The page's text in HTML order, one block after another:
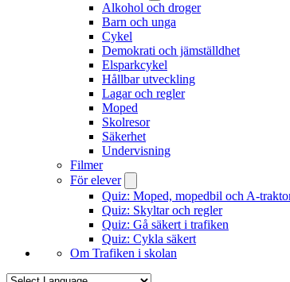
Alkohol och droger
Barn och unga
Cykel
Demokrati och jämställdhet
Elsparkcykel
Hållbar utveckling
Lagar och regler
Moped
Skolresor
Säkerhet
Undervisning
Filmer
För elever
Quiz: Moped, mopedbil och A-
Quiz: Skyltar och regler
Quiz: Gå säkert i trafiken
Quiz: Cykla säkert
Om Trafiken i skolan